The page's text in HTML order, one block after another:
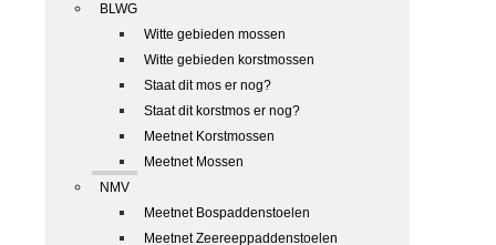
BLWG
Witte gebieden mossen
Witte gebieden korstmossen
Staat dit mos er nog?
Staat dit korstmos er nog?
Meetnet Korstmossen
Meetnet Mossen
NMV
Meetnet Bospaddenstoelen
Meetnet Zeereeppaddenstoelen